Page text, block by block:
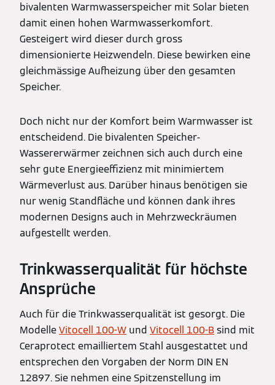
bivalenten Warmwasserspeicher mit Solar bieten
damit einen hohen Warmwasserkomfort.
Gesteigert wird dieser durch gross
dimensionierte Heizwendeln. Diese bewirken eine
gleichmässige Aufheizung über den gesamten
Speicher.
Doch nicht nur der Komfort beim Warmwasser ist
entscheidend. Die bivalenten Speicher-
Wassererwärmer zeichnen sich auch durch eine
sehr gute Energieeffizienz mit minimiertem
Wärmeverlust aus. Darüber hinaus benötigen sie
nur wenig Standfläche und können dank ihres
modernen Designs auch in Mehrzweckräumen
aufgestellt werden.
Trinkwasserqualität für höchste
Ansprüche
Auch für die Trinkwasserqualität ist gesorgt. Die
ModelleVitocell 100-W und Vitocell 100-Bsind mit
Ceraprotect emailliertem Stahl ausgestattet und
entsprechen den Vorgaben der Norm DIN EN
12897. Sie nehmen eine Spitzenstellung im